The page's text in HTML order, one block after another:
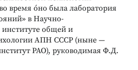
время óно была лаборатория
в Научно-
институте общей и
АПН СССР (ныне —
РАО), руководимая Ф.Д.